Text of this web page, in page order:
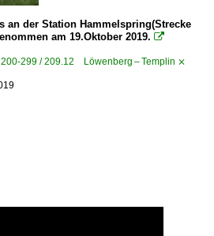
an der Station Hammelspring(Strecke
am 19.Oktober 2019. 
200-299 / 209.12 Löwenberg – Templin ⨯